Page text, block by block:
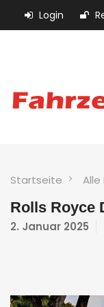
Login
Startseite Alle
Rolls Royce
2. Januar 2025